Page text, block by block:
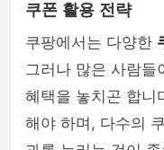
쿠폰 활용 전략
쿠팡에서는 다양한
그러나 많은 사람들
혜택을 놓치곤 합니
해야 하며, 다수의